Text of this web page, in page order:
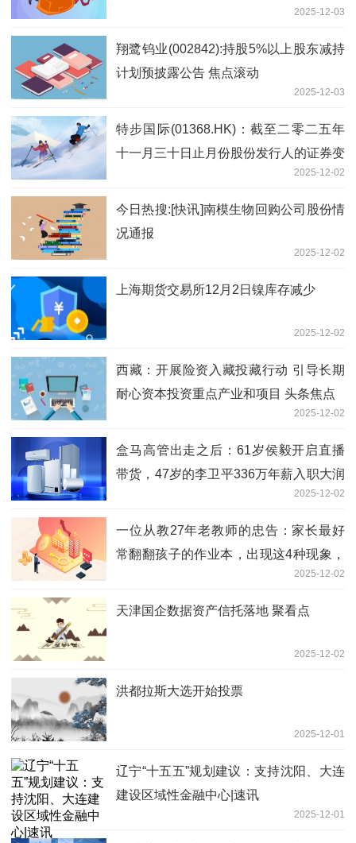
2025-12-03
翔鹭钨业(002842):持股5%以上股东减持
计划预披露公告 焦点滚动
2025-12-03
特步国际(01368.HK)：截至二零二五年
十一月三十日止月份股份发行人的证券变
2025-12-02
今日热搜:[快讯]南模生物回购公司股份情
况通报
2025-12-02
上海期货交易所12月2日镍库存减少
2025-12-02
西藏：开展险资入藏投藏行动 引导长期
耐心资本投资重点产业和项目 头条焦点
2025-12-02
盒马高管出走之后：61岁侯毅开启直播
带货，47岁的李卫平336万年薪入职大润
2025-12-02
一位从教27年老教师的忠告：家长最好
常翻翻孩子的作业本，出现这4种现象，
2025-12-02
天津国企数据资产信托落地 聚看点
2025-12-02
洪都拉斯大选开始投票
2025-12-01
辽宁“十五五”规划建议：支持沈阳、大连
建设区域性金融中心|速讯
2025-12-01